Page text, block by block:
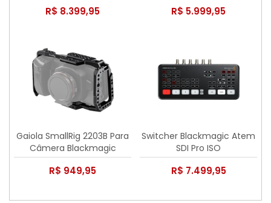
R$ 8.399,95 R$ 5.999,95
Gaiola SmallRig 2203B Para
Câmera Blackmagic
Pocket Cinema Camera
6K/4K
R$ 949,95
Switcher Blackmagic Atem
SDI Pro ISO
R$ 7.499,95